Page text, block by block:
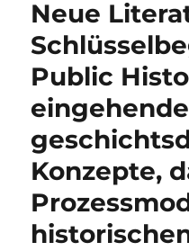
Neue
Public
Konzepte,